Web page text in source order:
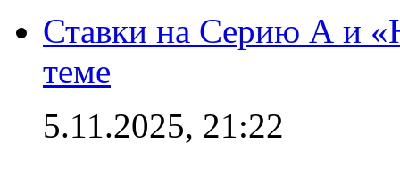
Ставки на Серию А и
теме
5.11.2025, 21:22